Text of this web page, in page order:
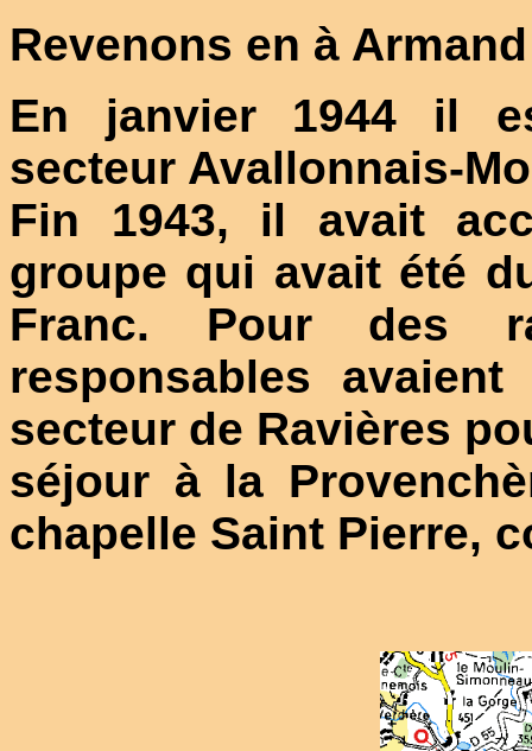
Revenons en à
En janvier 1944 il
secteur Avallonnais-
Fin 1943, il avait
groupe qui avait été
Franc. Pour des
responsables
secteur de Ravières
séjour à la
chapelle Saint Pierre,